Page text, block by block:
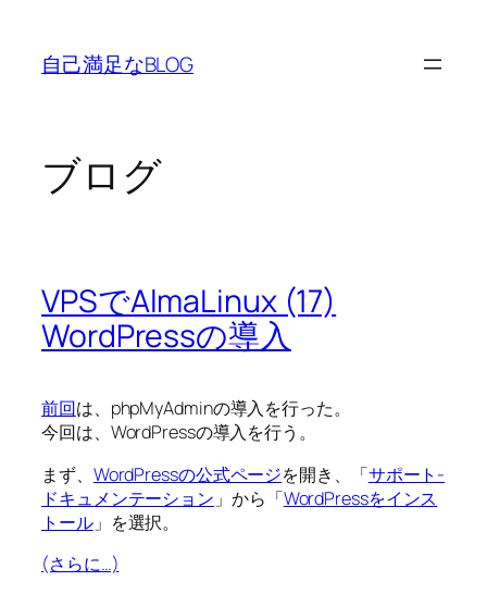
自己満足なBLOG
ブログ
VPSでAlmaLinux (17)
WordPressの導入
前回は、phpMyAdminの導入を行った。
今回は、WordPressの導入を行う。
まず、 WordPressの公式ページを開き、「サポート-
ドキュメンテーション 」から「WordPressをインス
トール」を選択。
(さらに…)